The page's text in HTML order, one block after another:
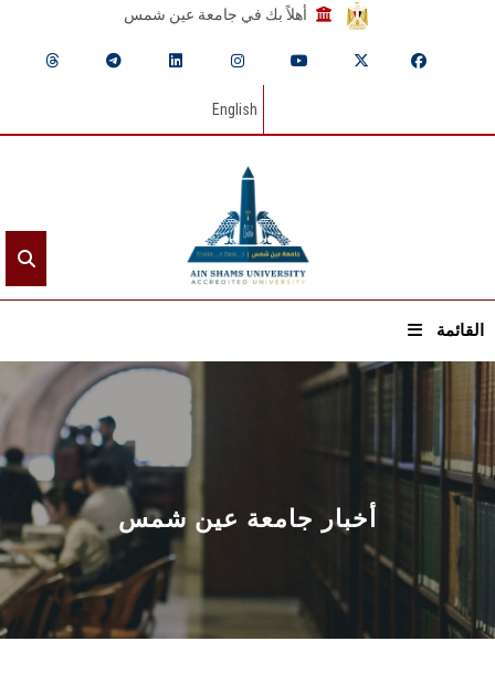
أهلاً بك في جامعة عين شمس
English
القائمة
الرئيسيـة
عن الجامعة
القطاعـات
الشئون الأكاديمية
البحث العلمي
أخبار جامعة عين شمس